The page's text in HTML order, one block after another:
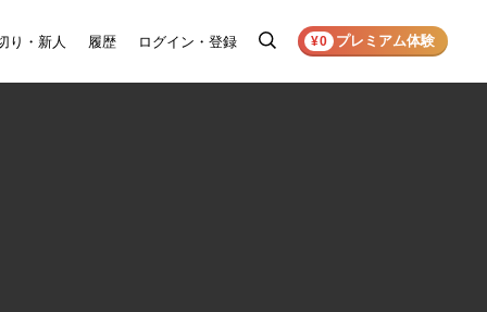
り・新人 履歴 ログイン・登録
検
¥0 プレミアム体験